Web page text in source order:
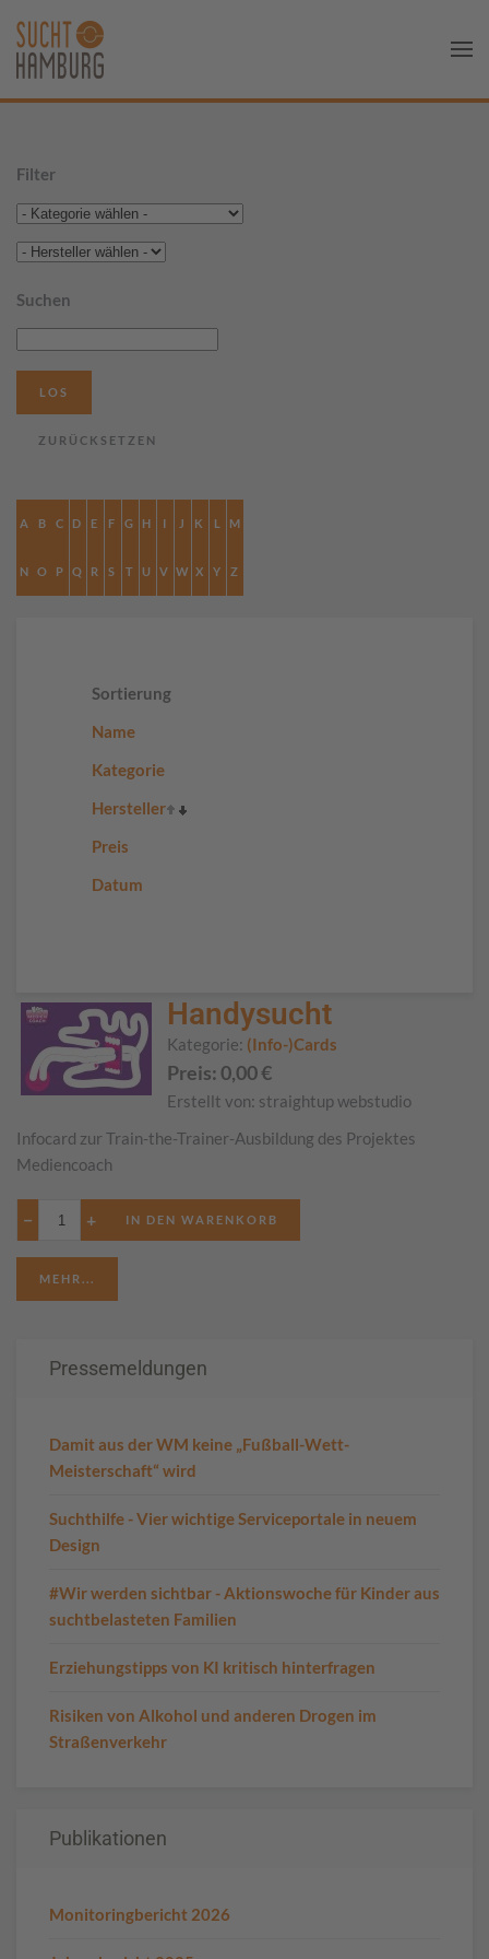
Filter
Suchen
A B C D E F G H I J K L M
N O P Q R S T U V W X Y Z
Sortierung
Name
Kategorie
Hersteller
Preis
Datum
Handysucht
Kategorie: (Info-)Cards
Preis: 0,00€
Erstellt von: straightup webstudio
Infocard zur Train-the-Trainer-Ausbildung des Projektes
Mediencoach
− +
MEHR...
Pressemeldungen
Damit aus der WM keine „Fußball-Wett-
Meisterschaft“ wird
Suchthilfe - Vier wichtige Serviceportale in neuem
Design
#Wir werden sichtbar - Aktionswoche für Kinder aus
suchtbelasteten Familien
Erziehungstipps von KI kritisch hinterfragen
Risiken von Alkohol und anderen Drogen im
Straßenverkehr
Publikationen
Monitoringbericht 2026